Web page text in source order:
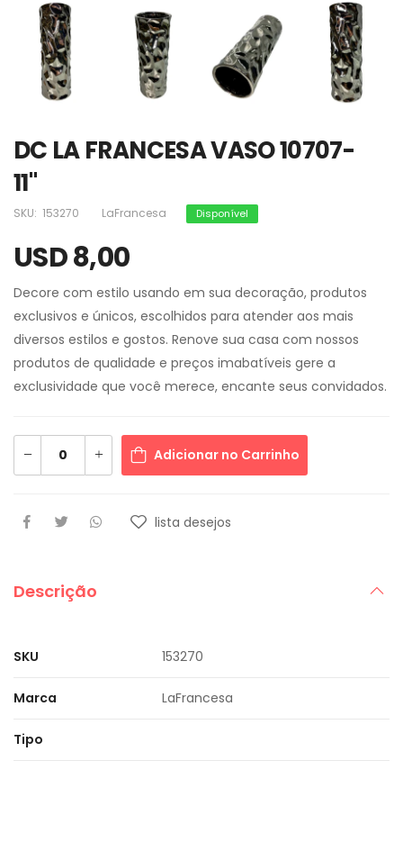
DC LA FRANCESA VASO 10707-
11"
SKU: 153270 LaFrancesa Disponível
USD 8,00
Decore com estilo usando em sua decoração, produtos
exclusivos e únicos, escolhidos para atender aos mais
diversos estilos e gostos. Renove sua casa com nossos
produtos de qualidade e preços imabatíveis gere a
exclusividade que você merece, encante seus convidados.
Adicionar no Carrinho
lista desejos
Descrição
SKU 153270
Marca LaFrancesa
Tipo